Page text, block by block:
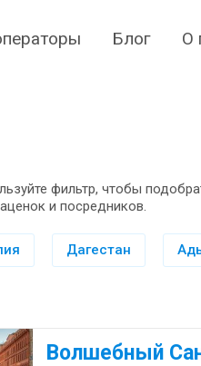
Блог О
фильтр, чтобы
и посредников.
Дагестан
Волшебный